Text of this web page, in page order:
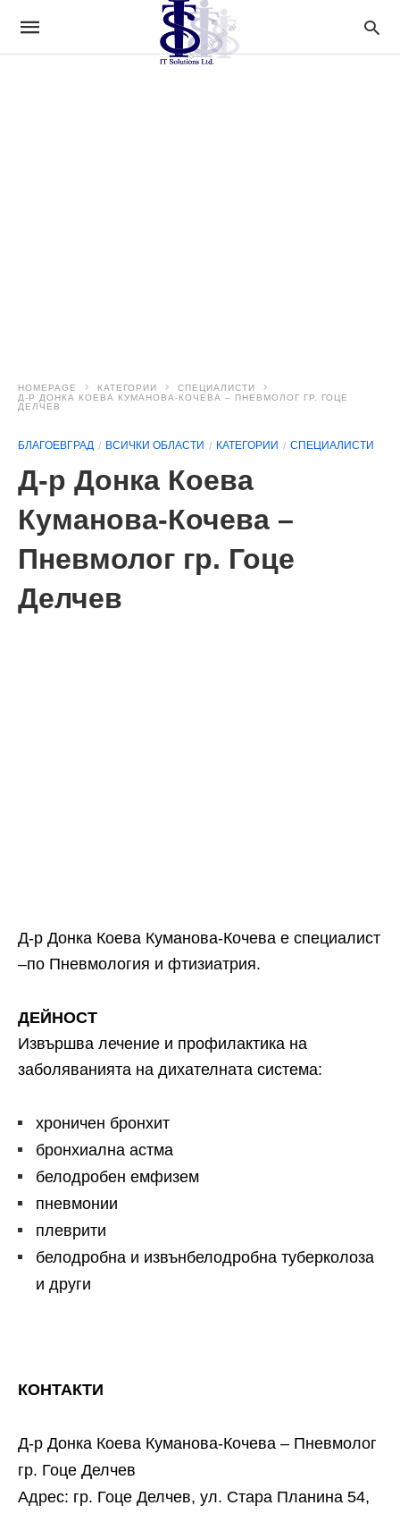
HOMEPAGE КАТЕГОРИИ
СПЕЦИАЛИСТИ
Д-Р ДОНКА КОЕВА КУМАНОВА-КОЧЕВА – ПНЕВМОЛОГ ГР. ГОЦЕ
ДЕЛЧЕВ
БЛАГОЕВГРАД ВСИЧКИ ОБЛАСТИ КАТЕГОРИИ СПЕЦИАЛИСТИ
Д-р Донка Коева
Куманова-Кочева –
Пневмолог гр. Гоце
Делчев
Д-р Донка Коева Куманова-Кочева е специалист
–по Пневмология и фтизиатрия.
ДЕЙНОСТ
Извършва лечение и профилактика на
заболяванията на дихателната система:
хроничен бронхит
бронхиална астма
белодробен емфизем
пневмонии
плеврити
белодробна и извънбелодробна туберколоза
и други
КОНТАКТИ
Д-р Донка Коева Куманова-Кочева – Пневмолог
гр. Гоце Делчев
Адрес: гр. Гоце Делчев, ул. Стара Планина 54,